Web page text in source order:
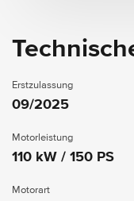
Erstzulassung
09/2025
Motorleistung
110 kW / 150 PS
Motorart